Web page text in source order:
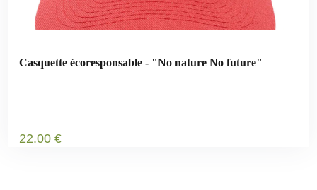
Casquette écoresponsable - "No nature No future"
22.00 €